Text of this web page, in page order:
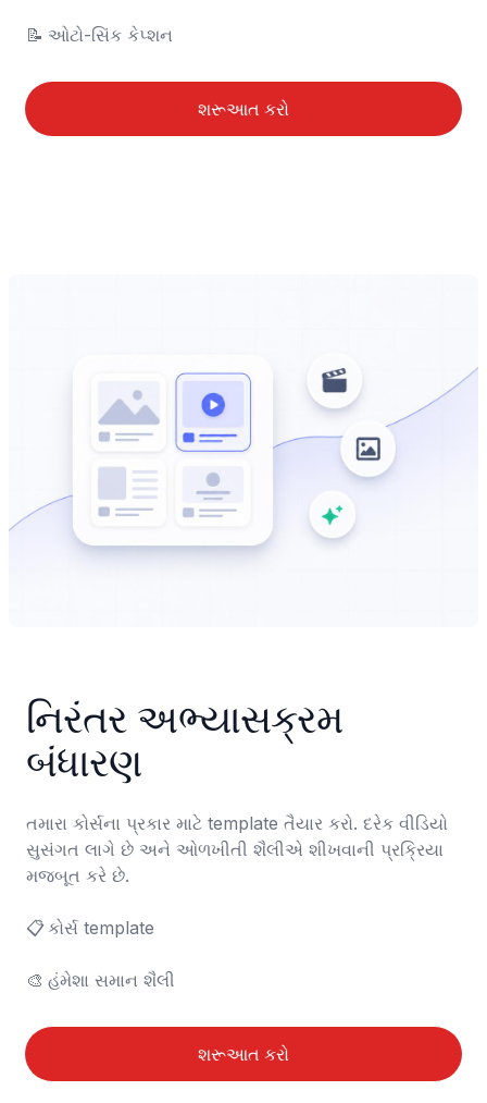
📝	ઓટો-સિંક કેપ્શન
શરૂઆત કરો
નિરંતર અભ્યાસક્રમ
બંધારણ
તમારા કોર્સના પ્રકાર માટે template તૈયાર કરો. દરેક વીડિયો
સુસંગત લાગે છે અને ઓળખીતી શૈલીએ શીખવાની પ્રક્રિયા
મજબૂત કરે છે.
📋	કોર્સ template
🎨	હંમેશા સમાન શૈલી
શરૂઆત કરો